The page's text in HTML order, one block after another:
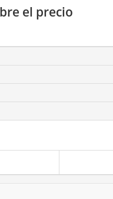
el precio